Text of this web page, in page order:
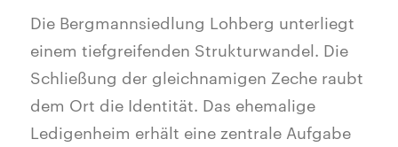
Die Bergmannsiedlung Lohberg unterliegt
einem tiefgreifenden Strukturwandel. Die
Schließung der gleichnamigen Zeche raubt
dem Ort die Identität. Das ehemalige
Ledigenheim erhält eine zentrale Aufgabe